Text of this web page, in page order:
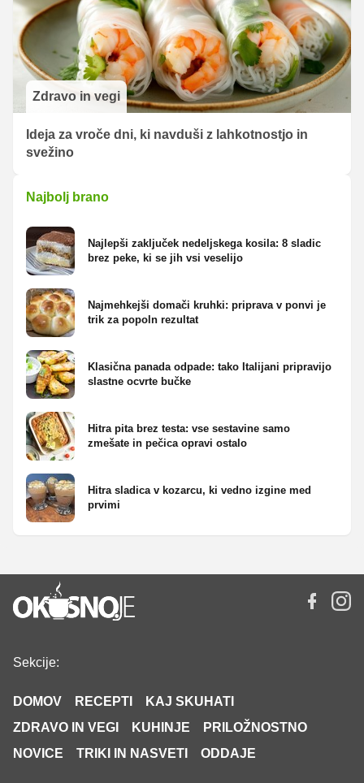
Zdravo in vegi
Ideja za vroče dni, ki navduši z lahkotnostjo in
svežino
Najbolj brano
Najlepši zaključek nedeljskega kosila: 8 sladic
brez peke, ki se jih vsi veselijo
Najmehkejši domači kruhki: priprava v ponvi je
trik za popoln rezultat
Klasična panada odpade: tako Italijani pripravijo
slastne ocvrte bučke
Hitra pita brez testa: vse sestavine samo
zmešate in pečica opravi ostalo
Hitra sladica v kozarcu, ki vedno izgine med
prvimi
Sekcije:
DOMOV RECEPTI
KAJ SKUHATI
ZDRAVO IN VEGI
KUHINJE
PRILOŽNOSTNO
NOVICE
TRIKI IN NASVETI ODDAJE